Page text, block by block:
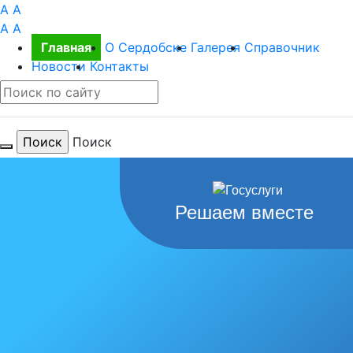
A A
A A
Главная
О Сердобске Галерея Справочник
Новости Контакты
Поиск
Решаем вместе
Для тебя